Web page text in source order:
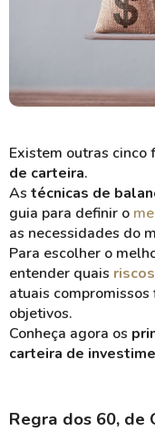
Existem outras cinco
de carteira.
As técnicas de
guia para definir o
as necessidades do
Para escolher o
entender quais
atuais compromissos
objetivos.
Conheça agora os
carteira de
Regra dos 60, de